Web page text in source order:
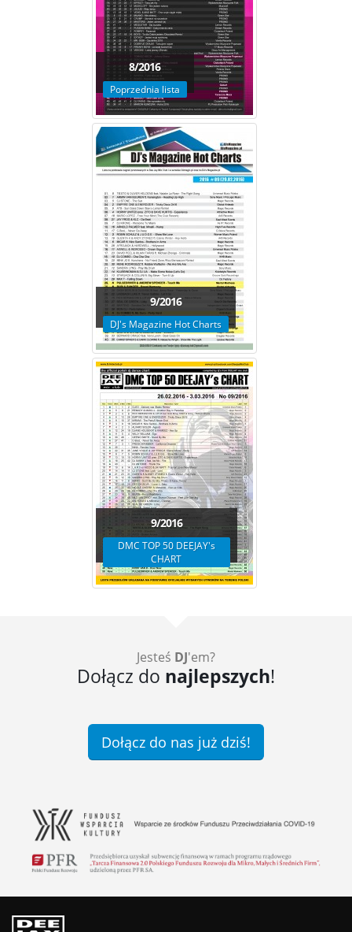
8/2016
Poprzednia lista
9/2016
DJ's Magazine Hot Charts
9/2016
DMC TOP 50 DEEJAY's
CHART
Jesteś DJ'em?
Dołącz do najlepszych!
Dołącz do nas już dziś!